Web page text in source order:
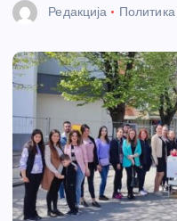
Редакција Политика